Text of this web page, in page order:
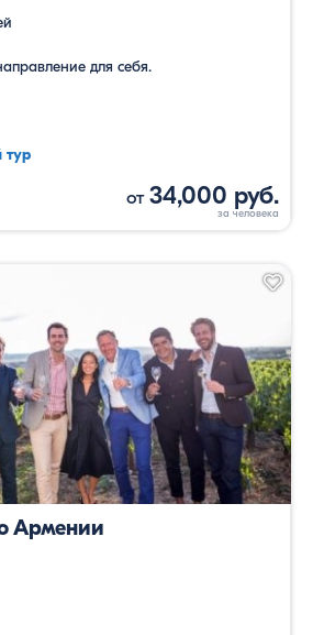
для себя.
тур
от 34,000 руб.
Армении